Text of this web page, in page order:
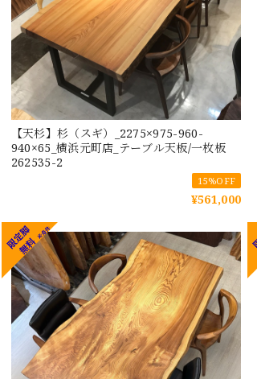
【天杉】杉（スギ）_2275×975-960-
940×65_横浜元町店_テーブル天板/一枚板
262535-2
15%OFF
¥561,000